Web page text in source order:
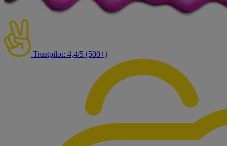
Trustpilot: 4,4/5 (500+)